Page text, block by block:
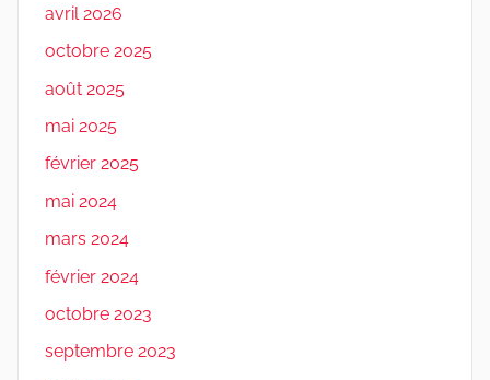
avril 2026
octobre 2025
août 2025
mai 2025
février 2025
mai 2024
mars 2024
février 2024
octobre 2023
septembre 2023